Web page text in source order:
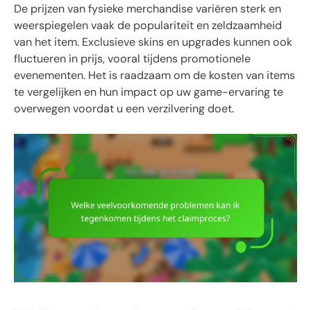
De prijzen van fysieke merchandise variëren sterk en
weerspiegelen vaak de populariteit en zeldzaamheid
van het item. Exclusieve skins en upgrades kunnen ook
fluctueren in prijs, vooral tijdens promotionele
evenementen. Het is raadzaam om de kosten van items
te vergelijken en hun impact op uw game-ervaring te
overwegen voordat u een verzilvering doet.